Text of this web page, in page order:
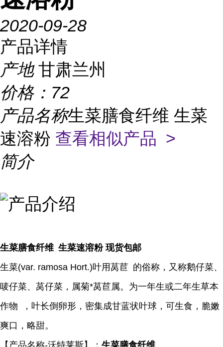
2020-09-28
产品详情
产地 甘肃兰州
价格： 72
产品名称生菜膳食纤维 生菜
速溶粉 查看相似产品 >
简介
生菜膳食纤维 生菜速溶粉 现货包邮
生菜(var. ramosa Hort.)叶用莴苣 的俗称，又称鹅仔菜、
唛仔菜、莴仔菜，属菊*莴苣属。为一年生或二年生草本
作物
，叶长倒卵形，密集成甘蓝状叶球，可生食，脆嫩
爽口，略甜。
【产品名称-沃特莱斯】： 生菜膳食纤维